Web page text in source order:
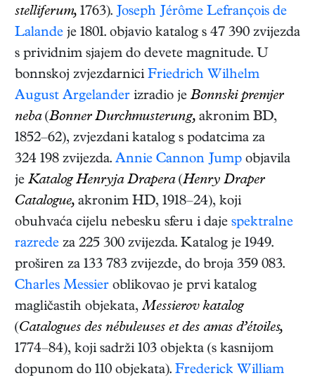
stelliferum, 1763). Joseph Jérôme Lefrançois de
Lalande je 1801. objavio katalog s 47 390 zvijezda
s prividnim sjajem do devete magnitude. U
bonnskoj zvjezdarnici Friedrich Wilhelm
August Argelander izradio je Bonnski premjer
neba(Bonner Durchmusterung, akronim BD,
1852–62), zvjezdani katalog s podatcima za
324 198 zvijezda. Annie Cannon Jump objavila
je Katalog Henryja Drapera(Henry Draper
Catalogue, akronim HD, 1918–24), koji
obuhvaća cijelu nebesku sferu i daje spektralne
razrede za 225 300 zvijezda. Katalog je 1949.
proširen za 133 783 zvijezde, do broja 359 083.
Charles Messier oblikovao je prvi katalog
magličastih objekata,Messierov katalog
(Catalogues des nébuleuses et des amas d’étoiles,
1774–84), koji sadrži 103 objekta (s kasnijom
dopunom do 110 objekata). Frederick William